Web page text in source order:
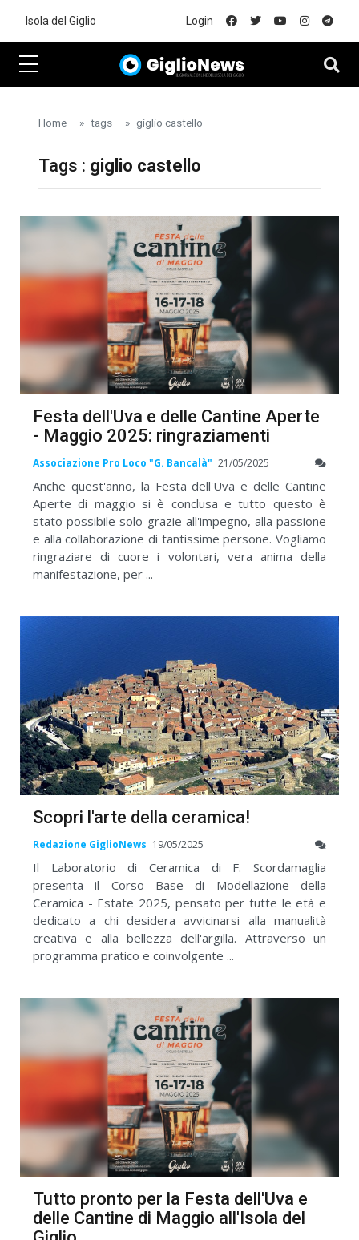
Isola del Giglio Login
Home tags giglio castello
Tags : giglio castello
Festa dell'Uva e delle Cantine Aperte
- Maggio 2025: ringraziamenti
Associazione Pro Loco "G. Bancalà" 21/05/2025
Anche quest'anno, la Festa dell'Uva e delle Cantine
Aperte di maggio si è conclusa e tutto questo è
stato possibile solo grazie all'impegno, alla passione
e alla collaborazione di tantissime persone. Vogliamo
ringraziare di cuore i volontari, vera anima della
manifestazione, per ...
Scopri l'arte della ceramica!
Redazione GiglioNews 19/05/2025
Il Laboratorio di Ceramica di F. Scordamaglia
presenta il Corso Base di Modellazione della
Ceramica - Estate 2025, pensato per tutte le età e
dedicato a chi desidera avvicinarsi alla manualità
creativa e alla bellezza dell'argilla. Attraverso un
programma pratico e coinvolgente ...
Tutto pronto per la Festa dell'Uva e
delle Cantine di Maggio all'Isola del